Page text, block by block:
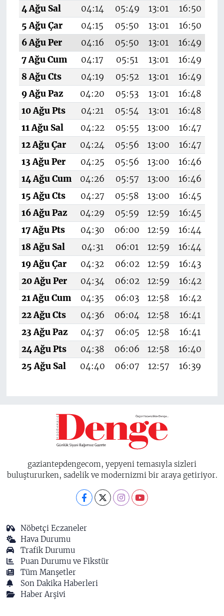
4 Ağu Sal
04:14 05:49 13:01 16:50
5 Ağu Çar
04:15 05:50 13:01 16:50
6 Ağu Per
04:16 05:50 13:01 16:49
7 Ağu Cum
04:17 05:51 13:01 16:49
8 Ağu Cts
04:19 05:52 13:01 16:49
9 Ağu Paz
04:20 05:53 13:01 16:48
10 Ağu Pts
04:21 05:54 13:01 16:48
11 Ağu Sal
04:22 05:55 13:00 16:47
12 Ağu Çar
04:24 05:56 13:00 16:47
13 Ağu Per
04:25 05:56 13:00 16:46
14 Ağu Cum
04:26 05:57 13:00 16:46
15 Ağu Cts
04:27 05:58 13:00 16:45
16 Ağu Paz
04:29 05:59 12:59 16:45
17 Ağu Pts
04:30 06:00 12:59 16:44
18 Ağu Sal
04:31 06:01 12:59 16:44
19 Ağu Çar
04:32 06:02 12:59 16:43
20 Ağu Per
04:34 06:02 12:59 16:42
21 Ağu Cum
04:35 06:03 12:58 16:42
22 Ağu Cts
04:36 06:04 12:58 16:41
23 Ağu Paz
04:37 06:05 12:58 16:41
24 Ağu Pts
04:38 06:06 12:58 16:40
25 Ağu Sal
04:40 06:07 12:57 16:39
gaziantepdengecom, yepyeni temasıyla sizleri
buluştururken, sadelik ve modernizmi bir araya getiriyor.
Nöbetçi Eczaneler
Hava Durumu
Trafik Durumu
Puan Durumu ve Fikstür
Tüm Manşetler
Son Dakika Haberleri
Haber Arşivi